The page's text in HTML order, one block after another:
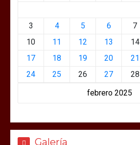
febrero 2025
3
4 5 6 7
10
11 12 13 14
17
18 19 20 21
24
25 26 27 28
Galería